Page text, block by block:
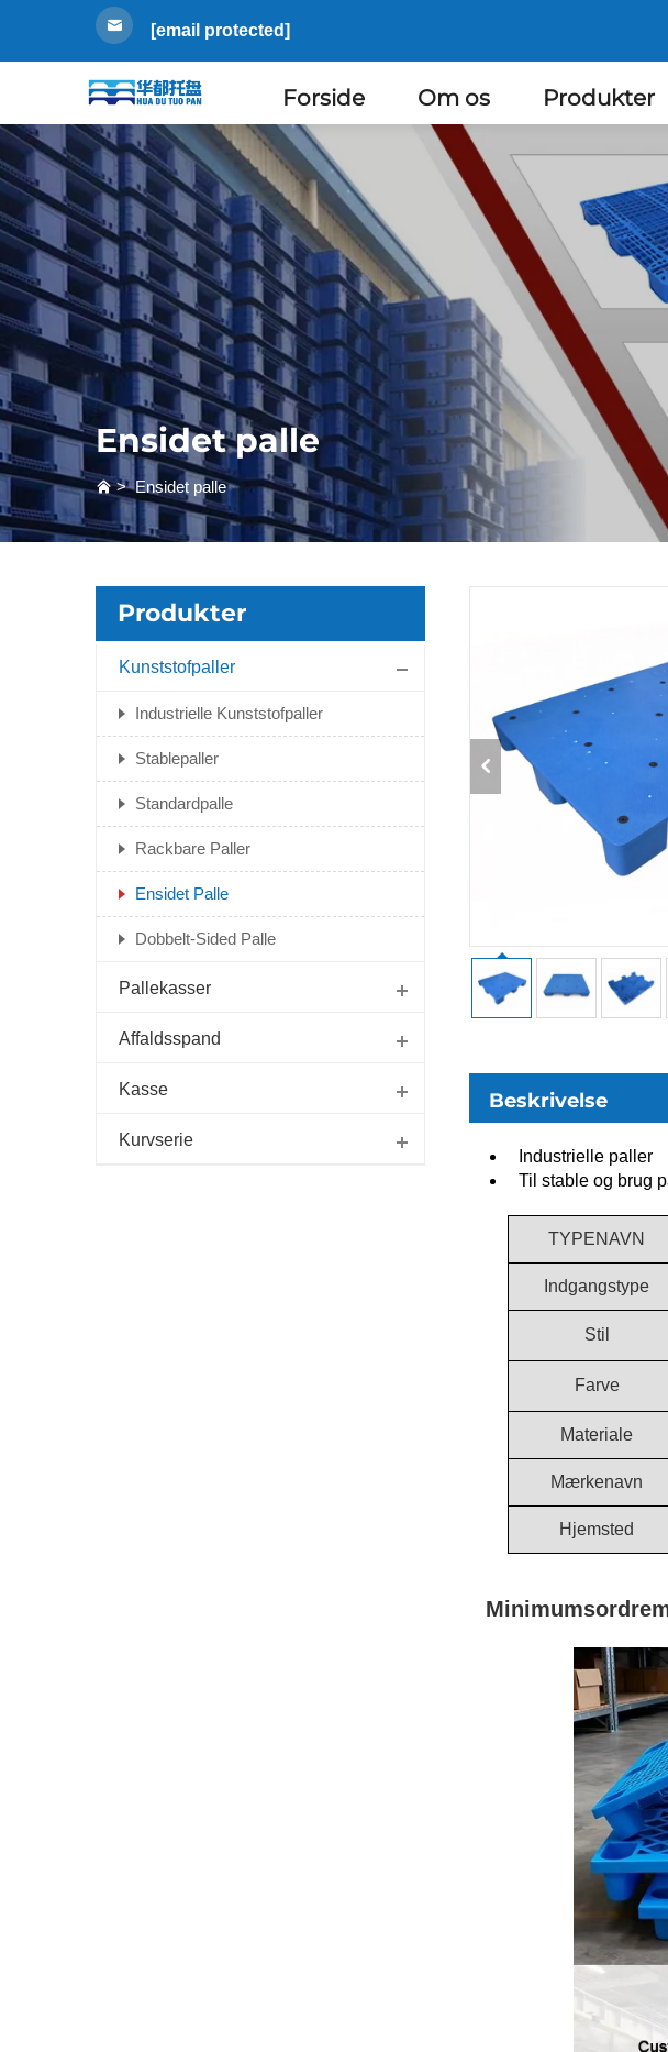
[email protected]
Forside Om os Produkter
Ensidet palle
>Ensidet palle
Produkter
Kunststofpaller
Industrielle Kunststofpaller
Stablepaller
Standardpalle
Rackbare Paller
Ensidet Palle
Dobbelt-Sided Palle
Pallekasser
Affaldsspand
Kasse
Kurvserie
Beskrivelse
Industrielle paller
Til stable og brug
TYPENAVN
Indgangstype
Stil
Farve
Materiale
Mærkenavn
Hjemsted